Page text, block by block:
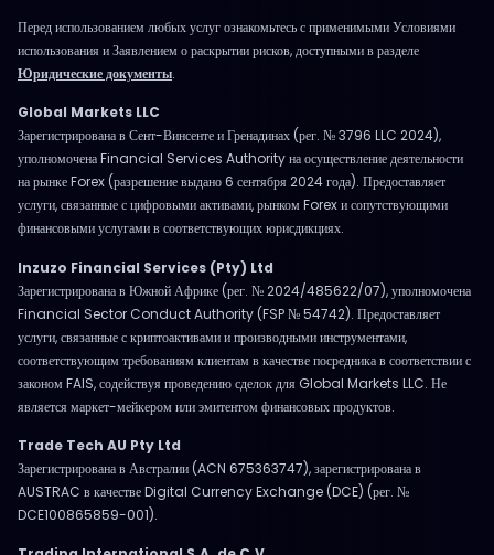
Перед использованием любых услуг ознакомьтесь с применимыми Условиями
использования и Заявлением о раскрытии рисков, доступными в разделе
Юридические документы.
Global Markets LLC
Зарегистрирована в Сент-Винсенте и Гренадинах (рег. № 3796 LLC 2024),
уполномочена Financial Services Authority на осуществление деятельности
на рынке Forex (разрешение выдано 6 сентября 2024 года). Предоставляет
услуги, связанные с цифровыми активами, рынком Forex и сопутствующими
финансовыми услугами в соответствующих юрисдикциях.
Inzuzo Financial Services (Pty) Ltd
Зарегистрирована в Южной Африке (рег. № 2024/485622/07), уполномочена
Financial Sector Conduct Authority (FSP № 54742). Предоставляет
услуги, связанные с криптоактивами и производными инструментами,
соответствующим требованиям клиентам в качестве посредника в соответствии с
законом FAIS, содействуя проведению сделок для Global Markets LLC. Не
является маркет-мейкером или эмитентом финансовых продуктов.
Trade Tech AU Pty Ltd
Зарегистрирована в Австралии (ACN 675363747), зарегистрирована в
AUSTRAC в качестве Digital Currency Exchange (DCE) (рег. №
DCE100865859-001).